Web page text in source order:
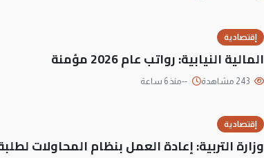
إقتصادية
المالية النيابية: رواتب عام 2026 مؤمنة
--منذ 6 ساعة
إقتصادية
وزارة التربية: إعادة العمل بنظام المحاولات